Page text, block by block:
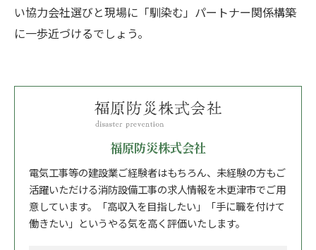
い協力会社選びと現場に「馴染む」パートナー関係構築
に一歩近づけるでしょう。
福原防災株式会社
電気工事等の建設業ご経験者はもちろん、未経験の方もご
活躍いただける消防設備工事の求人情報を木更津市でご用
意しています。「高収入を目指したい」「手に職を付けて
働きたい」というやる気を高く評価いたします。